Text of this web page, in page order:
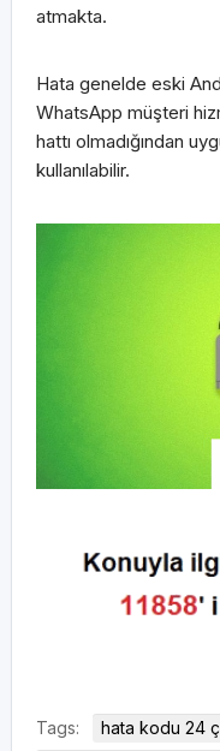
atmakta.
Hata genelde eski
WhatsApp müşteri
hattı olmadığından
kullanılabilir.
Tags: hata kodu 24